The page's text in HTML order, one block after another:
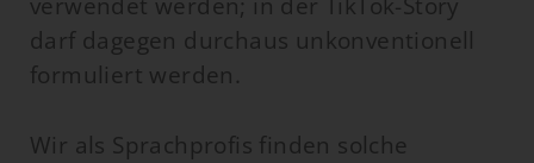
darf dagegen durchaus unkonventionell
formuliert werden.
Wir als Sprachprofis finden solche